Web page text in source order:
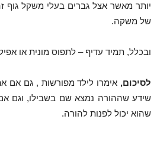
יותר מאשר אצל גברים בעלי משקל גוף
של משקה.
ובכלל, תמיד עדיף – לתפוס מונית או
לסיכום, אימרו לילד מפורשות , גם אם
שידע שההורה נמצא שם בשבילו, וגם
שהוא יכול לפנות להורה.